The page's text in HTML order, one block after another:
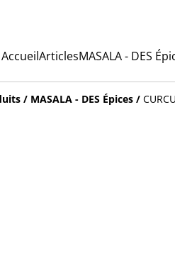
AccueilArticlesMASALA - DES
/ MASALA - DES Épices /